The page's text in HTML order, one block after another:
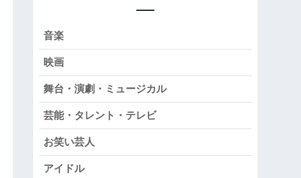
音楽
映画
舞台・演劇・ミュージカル
芸能・タレント・テレビ
お笑い芸人
アイドル